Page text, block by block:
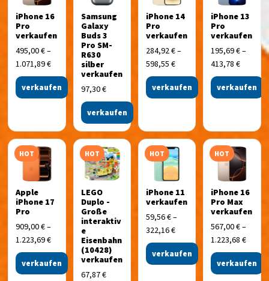
iPhone 16
Pro
verkaufen
495,00€–
1.071,89€
verkaufen
Samsung
Galaxy
Buds 3
Pro SM-
R630
silber
verkaufen
97,30€
verkaufen
iPhone 14
Pro
verkaufen
284,92€–
598,55 €
verkaufen
iPhone 13
Pro
verkaufen
195,69€–
413,78€
verkaufen
HOT
Apple
iPhone 17
Pro
909,00€–
1.223,69€
verkaufen
HOT
LEGO
Duplo -
Große
interaktiv
e
Eisenbahn
(10428)
verkaufen
67,87€
HOT
iPhone 11
verkaufen
59,56€–
322,16€
verkaufen
HOT
iPhone 16
Pro Max
verkaufen
567,00€–
1.223,68€
verkaufen